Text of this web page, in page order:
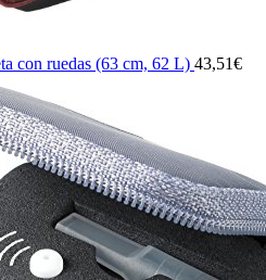
con ruedas (63 cm, 62 L) 43,51€